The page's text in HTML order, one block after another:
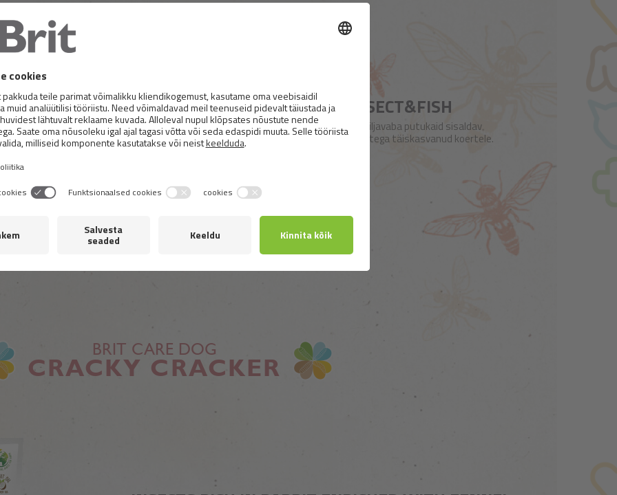
BRIT CARE DOG HAIR & SKIN INSECT&FISH
Superpremium-täissööt koertele. Allergiaohutu teraviljavaba putukaid sisaldav
retsept igat tõugu tundliku ja nõudliku naha ja karvkattega täiskasvanud koertele.
BRIT CARE DOG
CRACKY CRACKER